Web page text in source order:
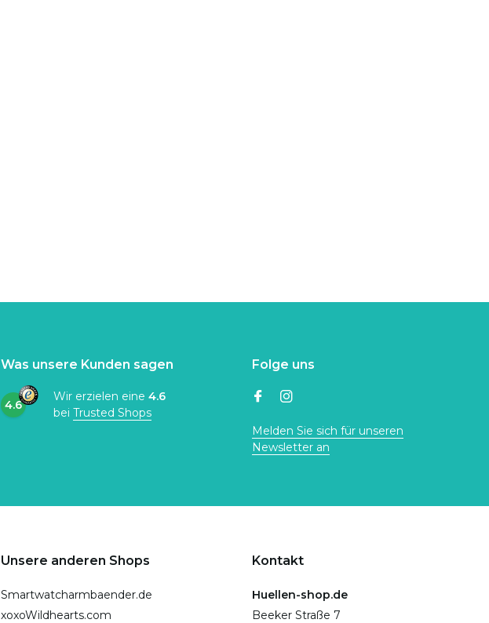
Was unsere Kunden sagen
4.6
Wir erzielen eine 4.6
bei Trusted Shops
Folge uns
Melden Sie sich für unseren
Newsletter an
Unsere anderen Shops
Smartwatcharmbaender.de
xoxoWildhearts.com
Kontakt
Huellen-shop.de
Beeker Straße 7